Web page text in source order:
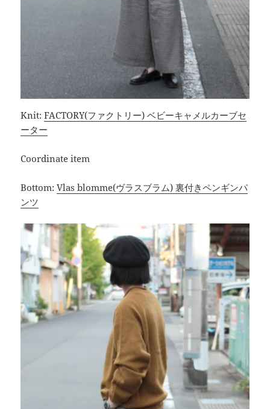
Knit:FACTORY(ファクトリー) ベビーキャメルカーブセ
ーター
Coordinate item
Bottom:Vlas blomme(ヴラスブラム) 裏付きペンギンパ
ンツ